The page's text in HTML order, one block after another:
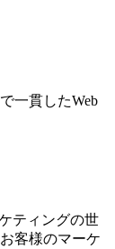
一貫したWeb
ティングの世
客様のマーケ